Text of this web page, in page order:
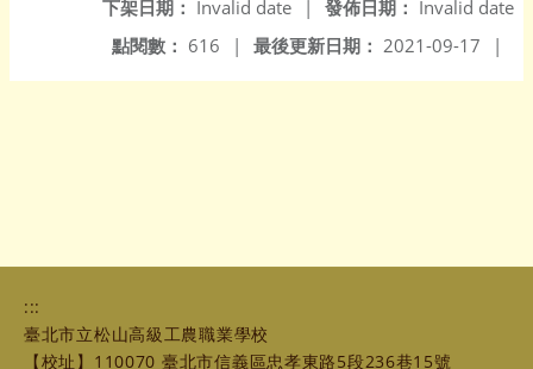
發佈日期： Invalid date
下架日期： Invalid date
|
最後更新日期： 2021-09-17 |
點閱數： 616 |
:::
臺北市立松山高級工農職業學校
【校址】110070 臺北市信義區忠孝東路5段236巷15號